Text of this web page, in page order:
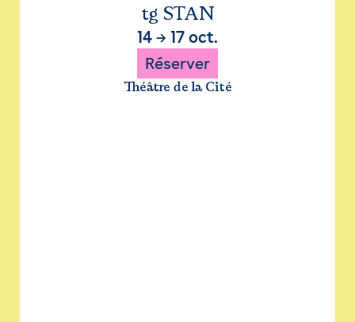
tg STAN
14 → 17 oct.
Réserver
Théâtre de la Cité